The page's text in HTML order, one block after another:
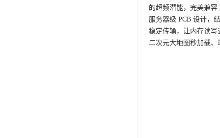
的超频潜能，完美兼容
服务器级 PCB 设计，
稳定传输，让内存读写
二次元大地图秒加载